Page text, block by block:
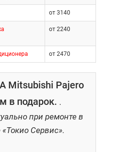
от 3140
от 2240
от 2470
Pajero
в подарок. .
при ремонте в
Сервис».